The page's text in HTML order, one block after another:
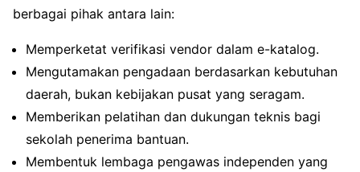
berbagai pihak antara lain:
Memperketat verifikasi vendor dalam e-katalog.
Mengutamakan pengadaan berdasarkan kebutuhan
daerah, bukan kebijakan pusat yang seragam.
Memberikan pelatihan dan dukungan teknis bagi
sekolah penerima bantuan.
Membentuk lembaga pengawas independen yang